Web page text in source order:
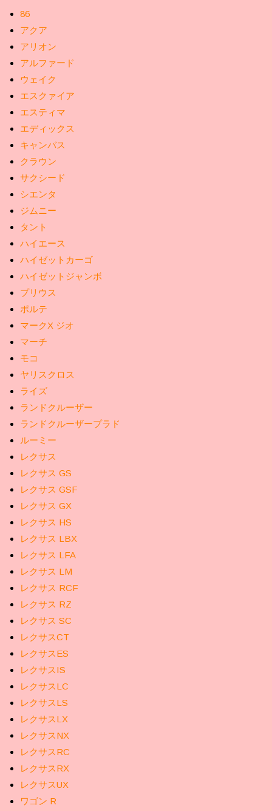
86
アクア
アリオン
アルファード
ウェイク
エスクァイア
エスティマ
エディックス
キャンバス
クラウン
サクシード
シエンタ
ジムニー
タント
ハイエース
ハイゼットカーゴ
ハイゼットジャンボ
プリウス
ポルテ
マークX ジオ
マーチ
モコ
ヤリスクロス
ライズ
ランドクルーザー
ランドクルーザープラド
ルーミー
レクサス
レクサス GS
レクサス GSF
レクサス GX
レクサス HS
レクサス LBX
レクサス LFA
レクサス LM
レクサス RCF
レクサス RZ
レクサス SC
レクサスCT
レクサスES
レクサスIS
レクサスLC
レクサスLS
レクサスLX
レクサスNX
レクサスRC
レクサスRX
レクサスUX
ワゴン R